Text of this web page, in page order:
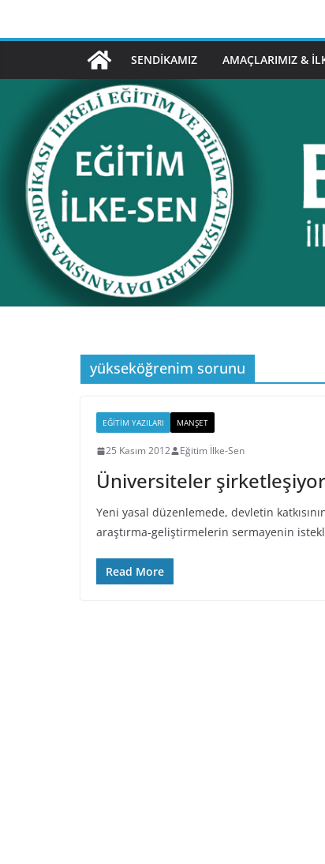
SENDIKAMIZ AMAÇLARIMIZ &
yükseköğrenim sorunu
EĞITIM YAZILARI MANŞET
25 Kasım 2012 Eğitim İlke-Sen
Üniversiteler
Yeni yasal düzenlemede, devletin
araştırma-geliştirmelerin sermayenin
Read More